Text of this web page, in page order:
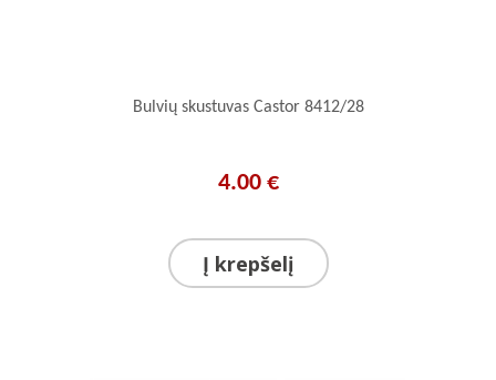
Bulvių skustuvas Castor 8412/28
4.00 €
Į krepšelį